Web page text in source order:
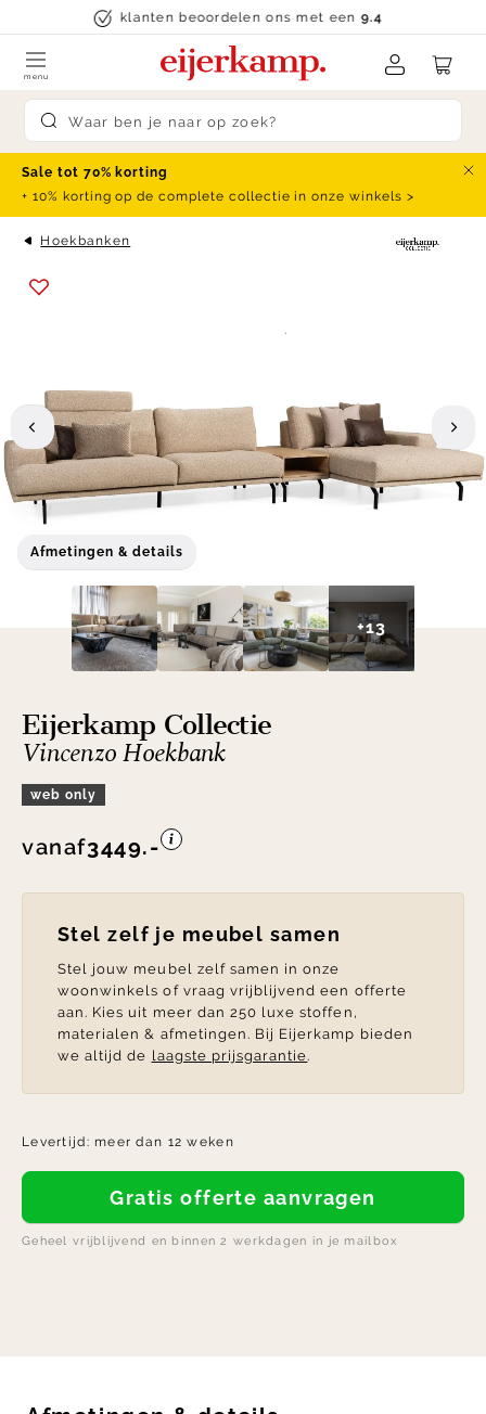
Skip to contentklanten beoordelen ons met een9.4
Submit search
menu
Sale tot 70% korting
+ 10% korting op de complete collectie in onze winkels >
Hoekbanken
Afmetingen & details
+13
Eijerkamp Collectie
Vincenzo Hoekbank
web only
vanaf3449.-
Stel zelf je meubel samen
Stel jouw meubel zelf samen in onze
woonwinkels of vraag vrijblijvend een offerte
aan. Kies uit meer dan 250 luxe stoffen,
materialen & afmetingen. Bij Eijerkamp bieden
we altijd de laagste prijsgarantie.
Levertijd: meer dan 12 weken
Gratis offerte aanvragen
Geheel vrijblijvend en binnen 2 werkdagen in je mailbox